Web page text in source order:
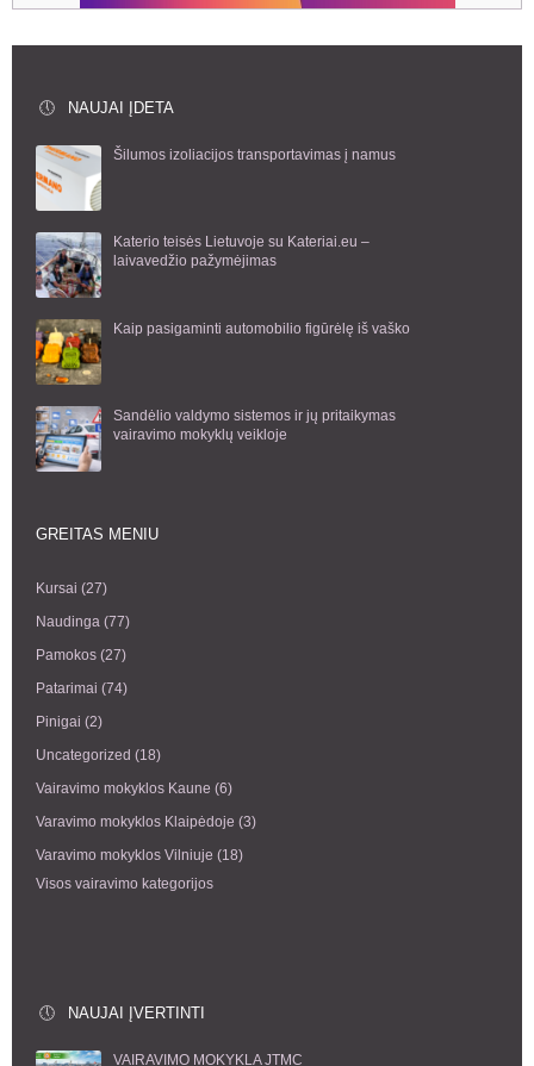
NAUJAI ĮDETA
Šilumos izoliacijos transportavimas į namus
Katerio teisės Lietuvoje su Kateriai.eu –
laivavedžio pažymėjimas
Kaip pasigaminti automobilio figūrėlę iš vaško
Sandėlio valdymo sistemos ir jų pritaikymas
vairavimo mokyklų veikloje
GREITAS MENIU
Kursai (27)
Naudinga (77)
Pamokos (27)
Patarimai (74)
Pinigai (2)
Uncategorized (18)
Vairavimo mokyklos Kaune (6)
Varavimo mokyklos Klaipėdoje (3)
Varavimo mokyklos Vilniuje (18)
Visos vairavimo kategorijos
NAUJAI ĮVERTINTI
VAIRAVIMO MOKYKLA JTMC